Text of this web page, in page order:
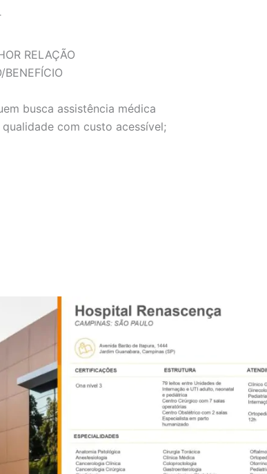
RELAÇÃO
BENEFÍCIO
busca assistência médica
com custo acessível;